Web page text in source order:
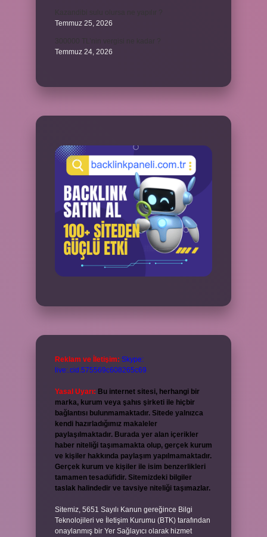
Temmuz 25, 2026
Temmuz 24, 2026
Reklam ve İletişim: Skype:
live:.cid.575569c608265c69
Yasal Uyarı: Bu internet sitesi, herhangi bir
marka, kurum veya şahıs şirketi ile hiçbir
bağlantısı bulunmamaktadır. Sitede yalnızca
kendi hazırladığımız makaleler
paylaşılmaktadır. Burada yer alan içerikler
haber niteliği taşımamakta olup, gerçek kurum
ve kişiler hakkında paylaşım yapılmamaktadır.
Gerçek kurum ve kişiler ile isim benzerlikleri
tamamen tesadüfidir. Sitemizdeki bilgiler
taslak halindedir ve tavsiye niteliği taşımazlar.
Sitemiz, 5651 Sayılı Kanun gereğince Bilgi
Teknolojileri ve İletişim Kurumu (BTK) tarafından
onaylanmış bir Yer Sağlayıcı olarak hizmet